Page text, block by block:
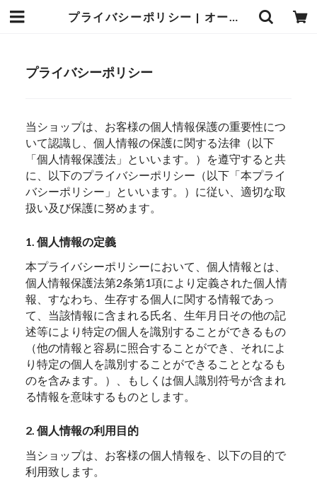
プライバシーポリシー | オーベルジュ麻布
プライバシーポリシー
当ショップは、お客様の個人情報保護の重要性につ
いて認識し、個人情報の保護に関する法律（以下
「個人情報保護法」といいます。）を遵守すると共
に、以下のプライバシーポリシー（以下「本プライ
バシーポリシー」といいます。）に従い、適切な取
扱い及び保護に努めます。
1. 個人情報の定義
本プライバシーポリシーにおいて、個人情報とは、
個人情報保護法第2条第1項により定義された個人情
報、すなわち、生存する個人に関する情報であっ
て、当該情報に含まれる氏名、生年月日その他の記
述等により特定の個人を識別することができるもの
（他の情報と容易に照合することができ、それによ
り特定の個人を識別することができることとなるも
のを含みます。）、もしくは個人識別符号が含まれ
る情報を意味するものとします。
2. 個人情報の利用目的
当ショップは、お客様の個人情報を、以下の目的で
利用致します。